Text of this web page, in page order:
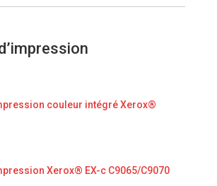
couleur intégré Xerox®
Xerox® EX-c C9065/C9070